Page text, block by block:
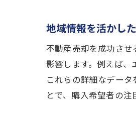
地域情報を活かし
不動産売却を成功させ
影響します。例えば、
これらの詳細なデー
とで、購入希望者の